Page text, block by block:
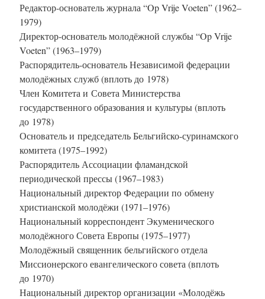
Редактор-основатель журнала “Op Vrije Voeten” (1962–
1979)
Директор-основатель молодёжной службы “Op Vrije
Voeten” (1963–1979)
Распорядитель-основатель Независимой федерации
молодёжных служб (вплоть до 1978)
Член Комитета и Совета Министерства
государственного образования и культуры (вплоть
до 1978)
Основатель и председатель Бельгийско-суринамского
комитета (1975–1992)
Распорядитель Ассоциации фламандской
периодической прессы (1967–1983)
Национальный директор Федерации по обмену
христианской молодёжи (1971–1976)
Национальный корреспондент Экуменического
молодёжного Совета Европы (1975–1977)
Молодёжный священник бельгийского отдела
Миссионерского евангелического совета (вплоть
до 1970)
Национальный директор организации «Молодёжь